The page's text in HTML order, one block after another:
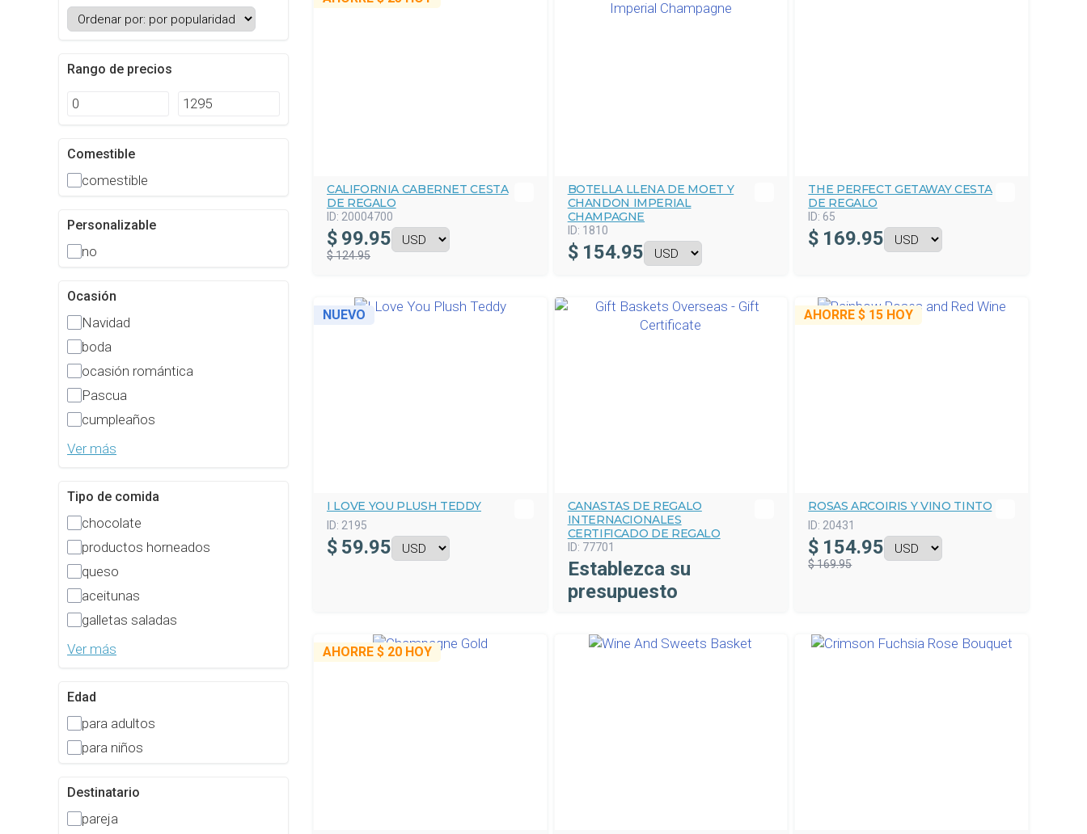
Rango de precios
Comestible
comestible
Personalizable
no
Ocasión
Navidad
boda
ocasión romántica
Pascua
cumpleaños
Ver más
Tipo de comida
chocolate
productos horneados
queso
aceitunas
galletas saladas
Ver más
Edad
para adultos
para niños
Destinatario
pareja
CALIFORNIA CABERNET CESTA
DE REGALO
ID: 20004700
$ 99.95
$ 124.95
BOTELLA LLENA DE MOET Y
CHANDON IMPERIAL
CHAMPAGNE
ID: 1810
$ 154.95
THE PERFECT GETAWAY CESTA
DE REGALO
ID: 65
$ 169.95
NUEVO
I LOVE YOU PLUSH TEDDY
ID: 2195
$ 59.95
CANASTAS DE REGALO
INTERNACIONALES
CERTIFICADO DE REGALO
ID: 77701
Establezca su
presupuesto
AHORRE$ 15 HOY
ROSAS ARCOIRIS Y VINO TINTO
ID: 20431
$ 154.95
$ 169.95
AHORRE $ 20 HOY